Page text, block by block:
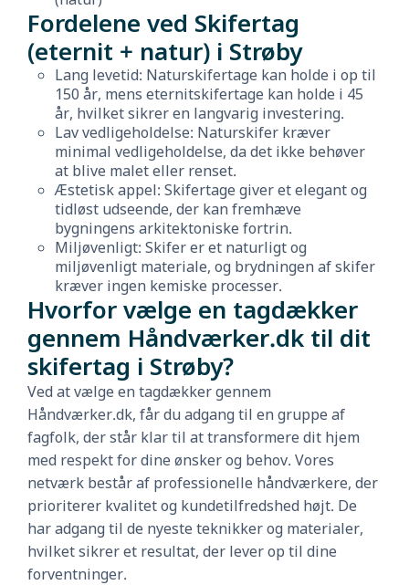
Fordelene ved Skifertag
(eternit + natur) i Strøby
Lang levetid: Naturskifertage kan holde i op til
150 år, mens eternitskifertage kan holde i 45
år, hvilket sikrer en langvarig investering.
Lav vedligeholdelse: Naturskifer kræver
minimal vedligeholdelse, da det ikke behøver
at blive malet eller renset.
Æstetisk appel: Skifertage giver et elegant og
tidløst udseende, der kan fremhæve
bygningens arkitektoniske fortrin.
Miljøvenligt: Skifer er et naturligt og
miljøvenligt materiale, og brydningen af skifer
kræver ingen kemiske processer.
Hvorfor vælge en tagdækker
gennem Håndværker.dk til dit
skifertag i Strøby?
Ved at vælge en tagdækker gennem
Håndværker.dk, får du adgang til en gruppe af
fagfolk, der står klar til at transformere dit hjem
med respekt for dine ønsker og behov. Vores
netværk består af professionelle håndværkere, der
prioriterer kvalitet og kundetilfredshed højt. De
har adgang til de nyeste teknikker og materialer,
hvilket sikrer et resultat, der lever op til dine
forventninger.